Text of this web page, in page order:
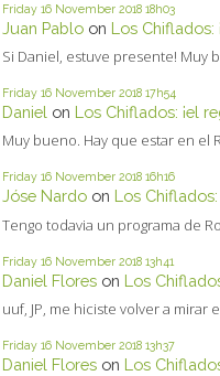
Friday 16 November 2018 18h03
Juan Pablo on Los Chiflados:
Si Daniel, estuve presente! Muy
Friday 16 November 2018 17h54
Daniel on Los Chiflados: ¡el
Muy bueno. Hay que estar en el
Friday 16 November 2018 16h16
Jóse Nardo on Los Chiflados:
Tengo todavia un programa de
Friday 16 November 2018 13h41
Daniel Flores on Los
uuf, JP, me hiciste volver a mirar
Friday 16 November 2018 13h37
Daniel Flores on Los